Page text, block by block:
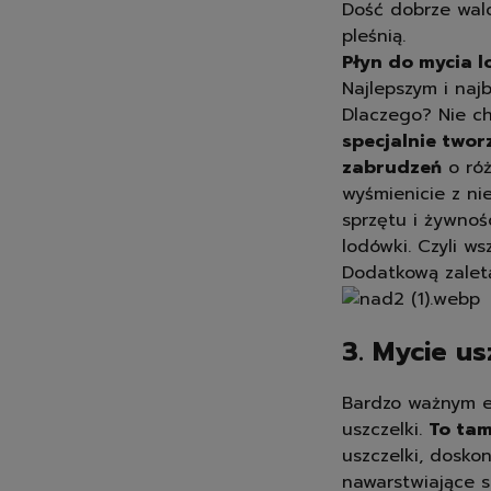
Dość dobrze
pleśnią.
Płyn do mycia
Najlepszym i
Dlaczego? Nie
specjalnie
zabrudzeń o
wyśmienicie z
sprzętu i
lodówki. Czyli
Dodatkową
3. Mycie
Bardzo ważnym
uszczelki. To
uszczelki,
nawarstwiające